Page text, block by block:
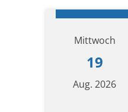
Mittwoch
19
Aug. 2026